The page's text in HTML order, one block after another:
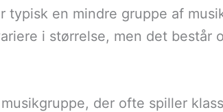
typisk en mindre gruppe af
i størrelse, men det består
der ofte spiller